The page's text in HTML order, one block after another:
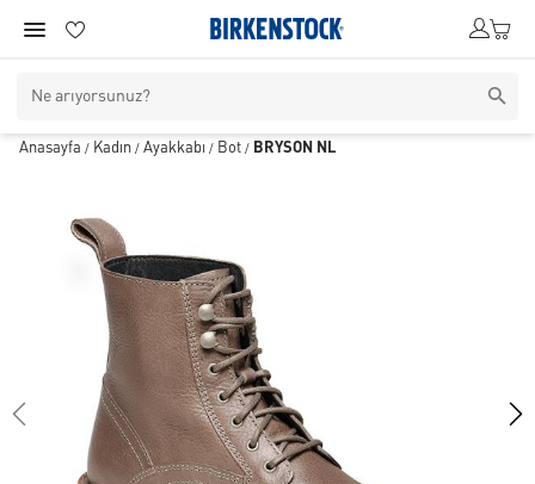
Anasayfa / Kadın / Ayakkabı / Bot / BRYSON NL